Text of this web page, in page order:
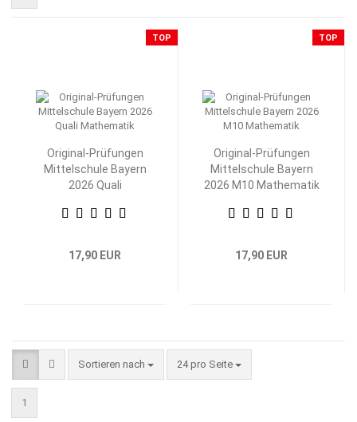
TOP
Original-Prüfungen
Mittelschule Bayern
2026 Quali
17,90 EUR
TOP
Original-Prüfungen
Mittelschule Bayern
2026 M10 Mathematik
17,90 EUR
Sortieren nach
Sortieren nach 24 pro Seite
pro Seite
1